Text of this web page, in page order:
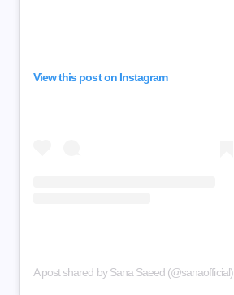
View this post on Instagram
A post shared by Sana Saeed (@sanaofficial)